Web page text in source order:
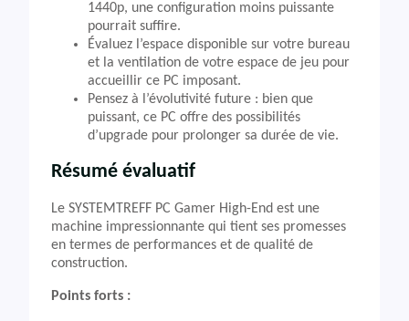
1440p, une configuration moins puissante
pourrait suffire.
Évaluez l’espace disponible sur votre bureau
et la ventilation de votre espace de jeu pour
accueillir ce PC imposant.
Pensez à l’évolutivité future : bien que
puissant, ce PC offre des possibilités
d’upgrade pour prolonger sa durée de vie.
Résumé évaluatif
Le SYSTEMTREFF PC Gamer High-End est une
machine impressionnante qui tient ses promesses
en termes de performances et de qualité de
construction.
Points forts :